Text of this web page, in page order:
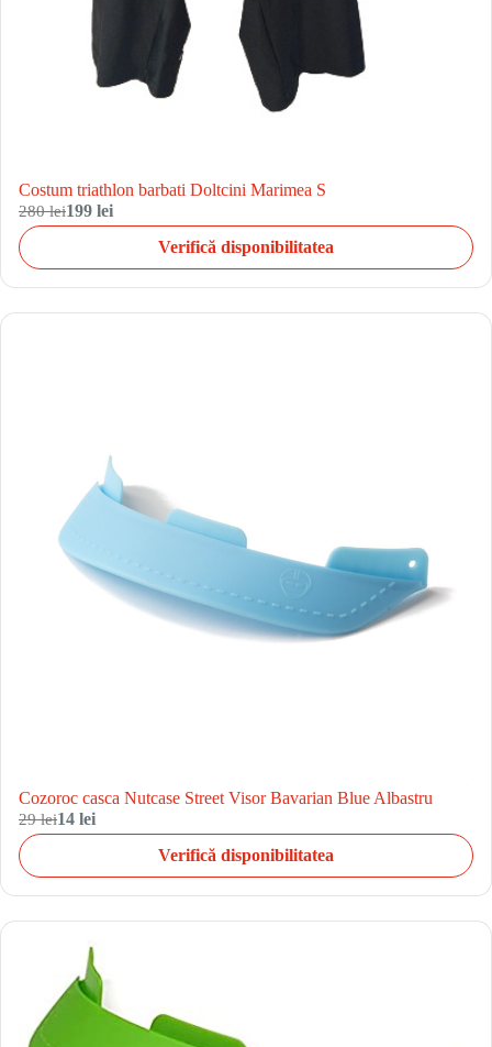
Costum triathlon barbati Doltcini Marimea S
280 lei199 lei
Verifică disponibilitatea
Cozoroc casca Nutcase Street Visor Bavarian Blue Albastru
29 lei14 lei
Verifică disponibilitatea